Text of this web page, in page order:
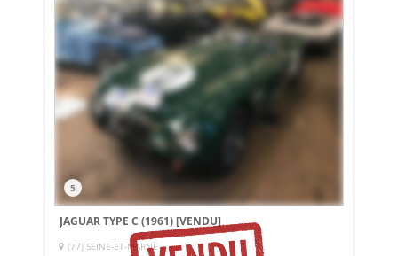
5
JAGUAR TYPE C (1961)[VENDU]
(77) SEINE-ET-MARNE